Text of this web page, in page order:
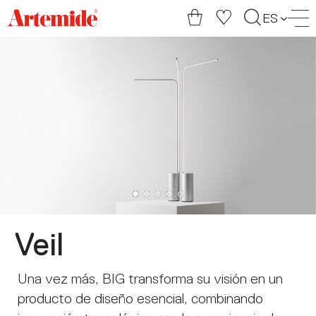
Artemide
home
ES
Veil
Una vez más, BIG transforma su visión en un
producto de diseño esencial, combinando